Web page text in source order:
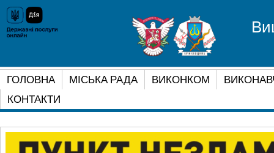
ГОЛОВНА МІСЬКА РАДА ВИКОНКОМ
КОНТАКТИ